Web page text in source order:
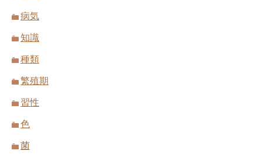
病気
知識
種類
繁殖期
習性
色
菌